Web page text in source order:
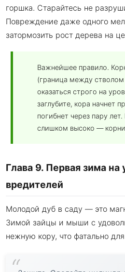
горшка. Старайтесь не
Повреждение даже одного
затормозить рост дерева на
Важнейшее правило.
(граница между
оказаться строго на
заглубите, кора начнет
погибнет через пару
слишком высоко — корни
Глава 9. Первая зима на
вредителей
Молодой дуб в саду — это
Зимой зайцы и мыши с
нежную кору, что фатально